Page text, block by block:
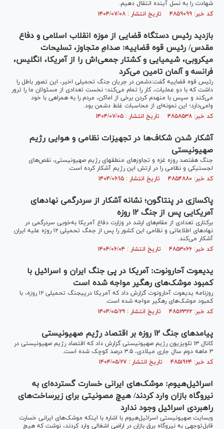
شهادت را به نسل آینده انتقال دهیم.
کد خبر: ۴۸۵۹۰۹۹ تاریخ انتشار : ۱۴۰۴/۰۷/۰۸
بازدید رئیس دستگاه قضایی از موزه انقلاب اسلامی و دفاع
مقدس/ رئیس قوه قضاییه: صدامِ متجاوز، تسلیحات
میکروبی، شیمیایی و کشتار جمعی‌اش را از آمریکا، انگلیس،
فرانسه و آلمان تامین می‌کرد
رئیس قوه قضاییه گفت:دشمن در جریان جنگ تحمیلی اخیر، این تصور باطل را
داشت که با دو عملیات، کار را تمام می‌کند؛ نخست تعدادی از مسئولان ما را ترور
می‌کند و سپس با منهدم کردن برخی از اماکن، مردم را به همراهی با خود
وامی‌دارد؛ این نمونه‌ای از محاسبات غلط دشمن بود.
کد خبر: ۴۸۵۸۵۳۸ تاریخ انتشار : ۱۴۰۴/۰۷/۰۵
آشکار شدن شکاف‌ها در تجهیزات نظامی و هوایی رژیم
صهیونیستی
جنگ هفتصد روزه غزه و تجاوزهای منطقه‎ای رژیم صهیونیستی، نقص‌های
لجستیکی و نظامی را در ارتش این رژیم آشکار کرده است.
کد خبر: ۴۸۵۴۸۸۰ تاریخ انتشار : ۱۴۰۴/۰۶/۱۵
پاکسازی در پنتاگون؛ نشانه آشکار از سردرگمی نهادهای
آمریکایی پس از جنگ ۱۲ روزه
برکناری تعدادی از مقام‌های ارشد در وزارت دفاع آمریکا به‌خوبی سردرگمی در
نهاد‌های اطلاعاتی و نظامی این کشور را پس از جمگ تحمیلی ۱۲ روزه علیه ایران
آشکار می‌کند.
کد خبر: ۴۸۵۳۰۶۶ تاریخ انتشار : ۱۴۰۴/۰۶/۰۴
یدیعوت آحارونوت: آمریکا در پی جنگ ایران و اسرائیل با
کمبود موشک‌‌های رهگیر مواجه شده است
روزنامه یدیعوت آحارونوت گزارش داد که آمریکا درپیجنگ تحمیلی ۱۲ روزه، با
کمبود موشک‌های رهگیر مواجه شده است.
کد خبر: ۴۸۵۲۳۲۲ تاریخ انتشار : ۱۴۰۴/۰۵/۲۹
پیامدهای جنگ ۱۲ روزه بر اقتصاد رژیم صهیونیستی
کانال ۱۳ تلویزیون رژیم صهیونیستی گزارش داد که اقتصاد رژیم صهیونیستی در
۳ ماهه دوم سال جاری میلادی، ۳.۵ درصد کوچک شده است.
کد خبر: ۴۸۵۱۹۲۴ تاریخ انتشار : ۱۴۰۴/۰۵/۲۷
اسرائیل‌هیوم: موشک‌های ایرانی خسارت گسترده‌ای به
نیروگاه بازان وارد کردند/ هیچ مصونیتی برای زیرساخت‌های
راهبردی اسرائیل وجود ندارد
وبسایت صهیونیستی اسرائیل‌هیوم با اشاره با اینکه موشک‌های ایرانی خسارت
قابل‌توجهی به نیروگاه برق بازان در اراضی اشغالی وارد کردند، نوشت که هیچ